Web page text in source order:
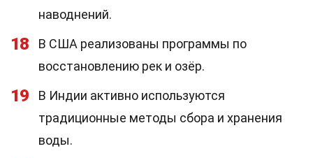
наводнений.
18
В США реализованы программы по
восстановлению рек и озёр.
19
В Индии активно используются
традиционные методы сбора и хранения
воды.